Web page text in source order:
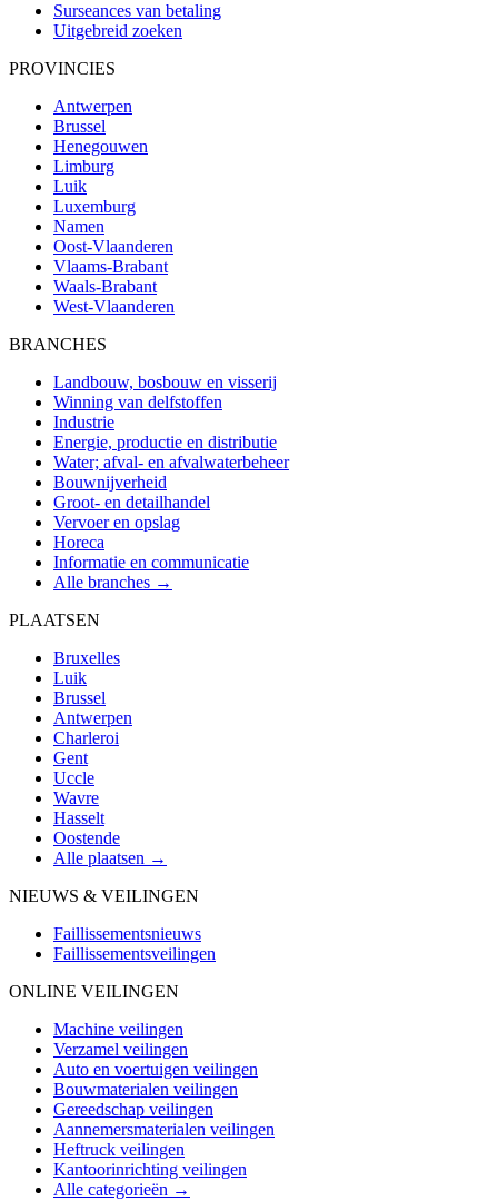
Surseances van betaling
Uitgebreid zoeken
PROVINCIES
Antwerpen
Brussel
Henegouwen
Limburg
Luik
Luxemburg
Namen
Oost-Vlaanderen
Vlaams-Brabant
Waals-Brabant
West-Vlaanderen
BRANCHES
Landbouw, bosbouw en visserij
Winning van delfstoffen
Industrie
Energie, productie en distributie
Water; afval- en afvalwaterbeheer
Bouwnijverheid
Groot- en detailhandel
Vervoer en opslag
Horeca
Informatie en communicatie
Alle branches →
PLAATSEN
Bruxelles
Luik
Brussel
Antwerpen
Charleroi
Gent
Uccle
Wavre
Hasselt
Oostende
Alle plaatsen →
NIEUWS & VEILINGEN
Faillissementsnieuws
Faillissementsveilingen
ONLINE VEILINGEN
Machine veilingen
Verzamel veilingen
Auto en voertuigen veilingen
Bouwmaterialen veilingen
Gereedschap veilingen
Aannemersmaterialen veilingen
Heftruck veilingen
Kantoorinrichting veilingen
Alle categorieën →